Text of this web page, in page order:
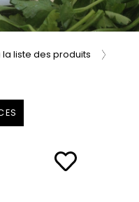
liste des produits